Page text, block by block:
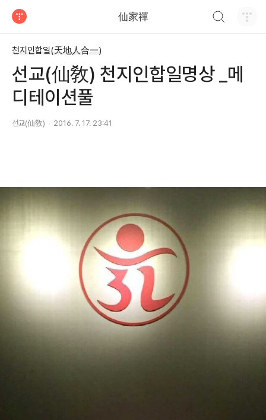
仙家禪
천지인합일(天地人合一)
선교(仙敎) 천지인합일명상 _메
디테이션풀
선교(仙敎) 2016. 7. 17. 23:41